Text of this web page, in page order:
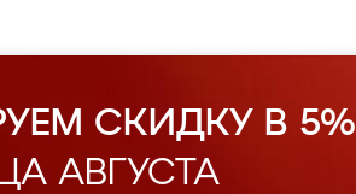
СКИДКУ В 5%
АВГУСТА